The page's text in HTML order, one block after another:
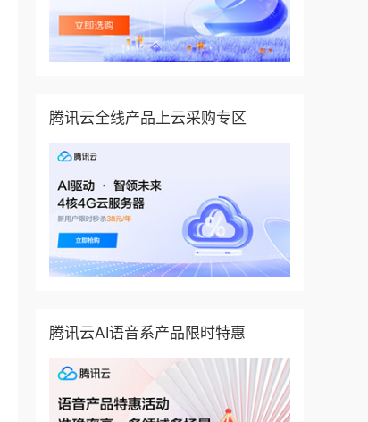
腾讯云全线产品上云采购专区
腾讯云AI语音系产品限时特惠